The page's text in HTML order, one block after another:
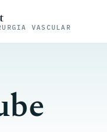
VASCULAR